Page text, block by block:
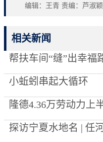
编辑：王青 责编：芦淑
相关新闻
帮扶车间“缝”出幸福
小蚯蚓串起大循环
隆德4.36万劳动力上
探访宁夏水地名 | 任